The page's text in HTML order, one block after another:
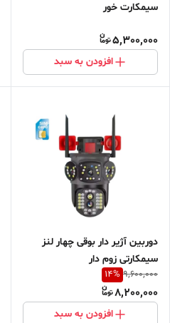
سیمکارت خور
5,300,000
افزودن به سبد
دوربین آژیر دار بوقی چهار لنز
سیمکارتی زوم دار
9,600,000
14%
8,200,000
افزودن به سبد